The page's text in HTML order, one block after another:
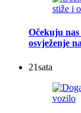
Očekuju
osvježenje
21sata